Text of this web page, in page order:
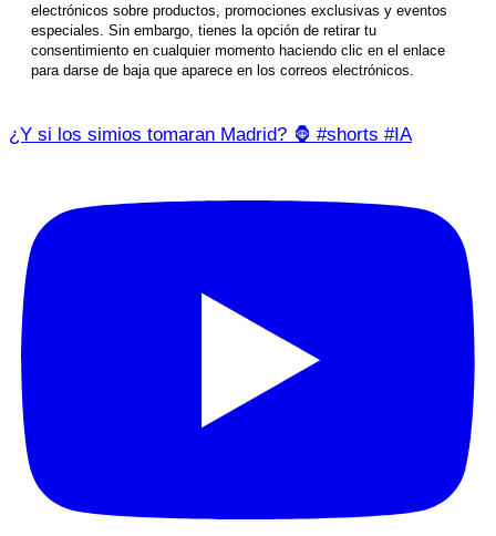
electrónicos sobre productos, promociones exclusivas y eventos
especiales. Sin embargo, tienes la opción de retirar tu
consentimiento en cualquier momento haciendo clic en el enlace
para darse de baja que aparece en los correos electrónicos.
¿Y si los simios tomaran Madrid? 🦍 #shorts #IA